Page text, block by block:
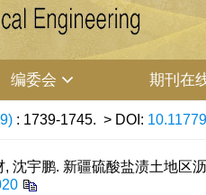
编委会 期刊在
: 1739-1745. > DOI:
沈宇鹏. 新疆硫酸盐渍土地区